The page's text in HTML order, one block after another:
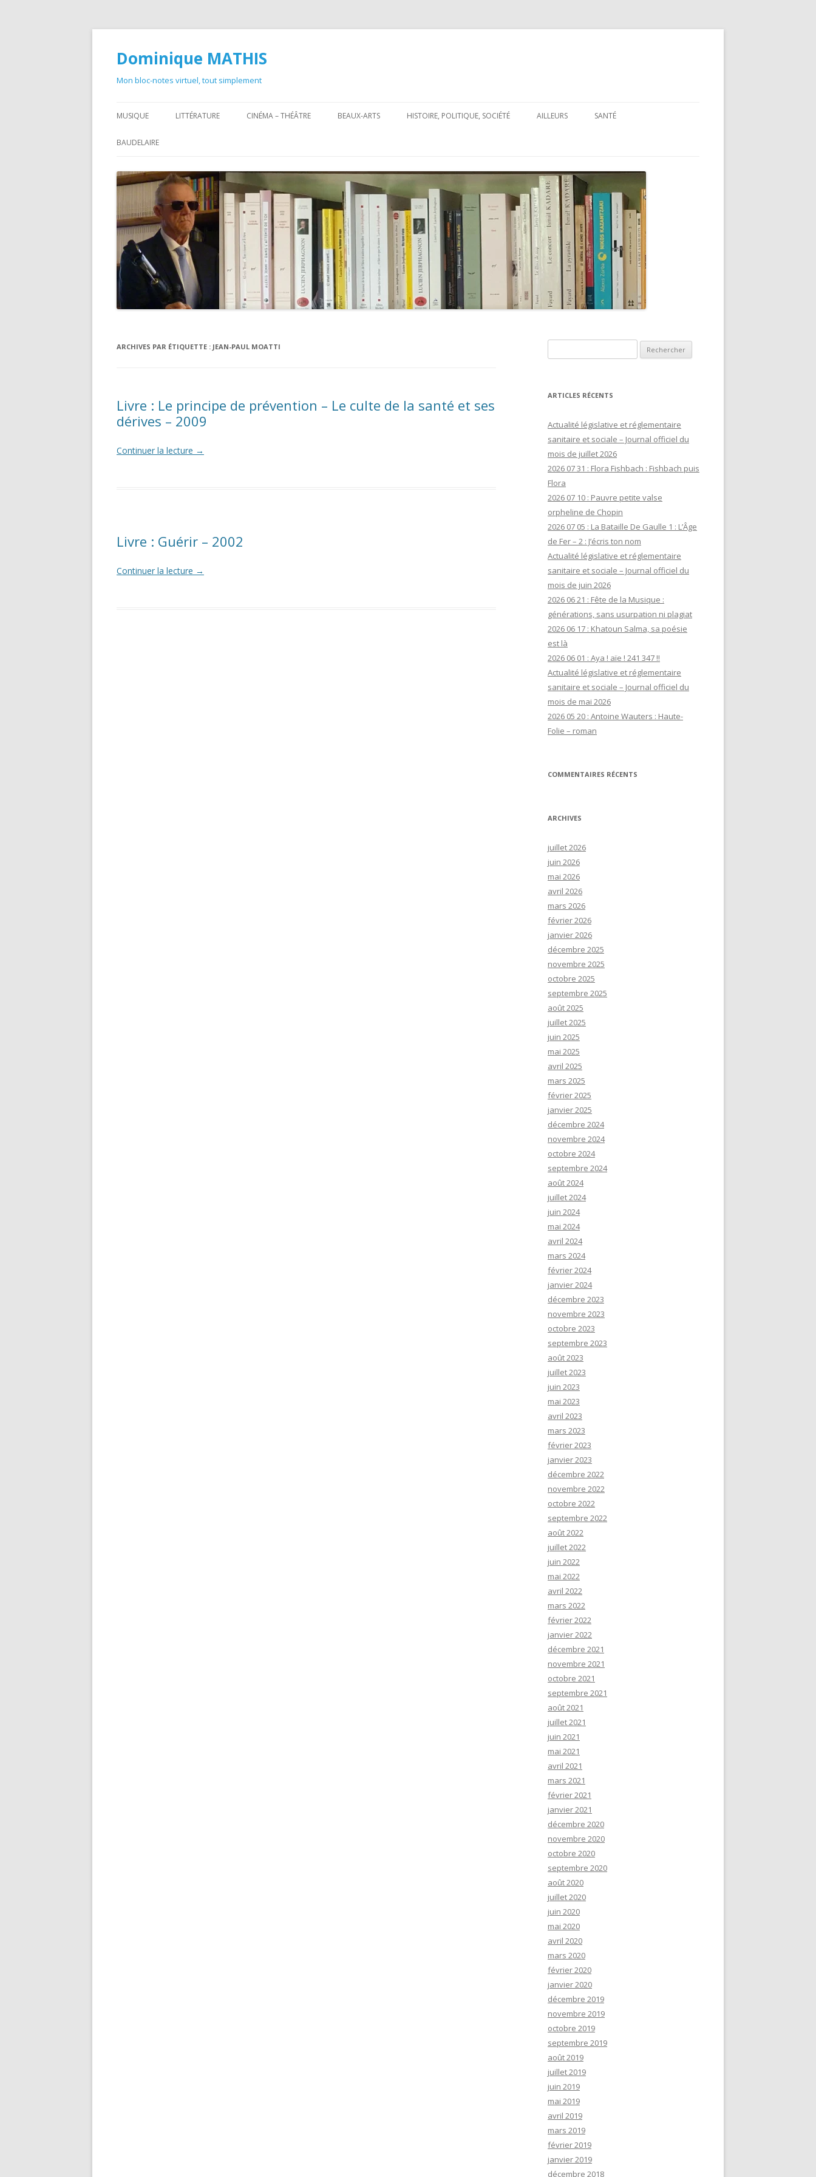
Dominique MATHIS
Mon bloc-notes virtuel, tout simplement
au
contenu
MUSIQUE LITTÉRATURE CINÉMA – THÉÂTRE BEAUX-ARTS HISTOIRE, POLITIQUE, SOCIÉTÉ AILLEURS SANTÉ
SANTÉ : RUBRIQUE LÉGISLATIVE &
RÉGLEMENTAIRE
MON PARCOURS
BAUDELAIRE
ARCHIVES PAR ÉTIQUETTE : JEAN-PAUL MOATTI
Livre : Le principe de prévention – Le culte de la santé et ses
dérives – 2009
Continuer la lecture →
Livre : Guérir – 2002
Continuer la lecture →
ARTICLES RÉCENTS
Actualité législative et réglementaire
sanitaire et sociale – Journal officiel du
mois de juillet 2026
2026 07 31 : Flora Fishbach : Fishbach puis
Flora
2026 07 10 : Pauvre petite valse
orpheline de Chopin
2026 07 05 : La Bataille De Gaulle 1 : L’Âge
de Fer – 2 : J’écris ton nom
Actualité législative et réglementaire
sanitaire et sociale – Journal officiel du
mois de juin 2026
2026 06 21 : Fête de la Musique :
générations, sans usurpation ni plagiat
2026 06 17 : Khatoun Salma, sa poésie
est là
2026 06 01 : Aya ! aïe ! 241 347 !!
Actualité législative et réglementaire
sanitaire et sociale – Journal officiel du
mois de mai 2026
2026 05 20 : Antoine Wauters : Haute-
Folie – roman
COMMENTAIRES RÉCENTS
ARCHIVES
juillet 2026
juin 2026
mai 2026
avril 2026
mars 2026
février 2026
janvier 2026
décembre 2025
novembre 2025
octobre 2025
septembre 2025
août 2025
juillet 2025
juin 2025
mai 2025
avril 2025
mars 2025
février 2025
janvier 2025
décembre 2024
novembre 2024
octobre 2024
septembre 2024
août 2024
juillet 2024
juin 2024
mai 2024
avril 2024
mars 2024
février 2024
janvier 2024
décembre 2023
novembre 2023
octobre 2023
septembre 2023
août 2023
juillet 2023
juin 2023
mai 2023
avril 2023
mars 2023
février 2023
janvier 2023
décembre 2022
novembre 2022
octobre 2022
septembre 2022
août 2022
juillet 2022
juin 2022
mai 2022
avril 2022
mars 2022
février 2022
janvier 2022
décembre 2021
novembre 2021
octobre 2021
septembre 2021
août 2021
juillet 2021
juin 2021
mai 2021
avril 2021
mars 2021
février 2021
janvier 2021
décembre 2020
novembre 2020
octobre 2020
septembre 2020
août 2020
juillet 2020
juin 2020
mai 2020
avril 2020
mars 2020
février 2020
janvier 2020
décembre 2019
novembre 2019
octobre 2019
septembre 2019
août 2019
juillet 2019
juin 2019
mai 2019
avril 2019
mars 2019
février 2019
janvier 2019
décembre 2018